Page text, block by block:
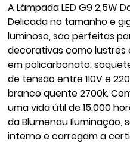
A Lâmpada LED G9 2,5W
Delicada no tamanho e
luminoso, são perfeitas
decorativas como lustres
em policarbonato,
de tensão entre 110V e
branco quente 2700k.
uma vida útil de 15.000
da Blumenau
interno e carregam a